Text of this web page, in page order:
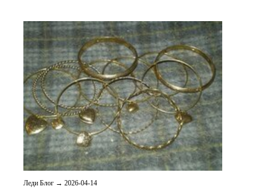
Леди Блог → 2026-04-14